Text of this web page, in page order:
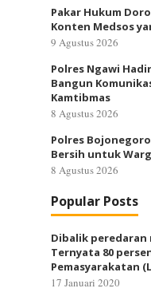
Pakar Hukum
Konten Medsos
9 Agustus 2026
Polres Ngawi
Bangun
Kamtibmas
8 Agustus 2026
Polres
Bersih untuk
8 Agustus 2026
Popular Posts
Dibalik
Ternyata 80
Pemasyarakatan
17 Januari 2020